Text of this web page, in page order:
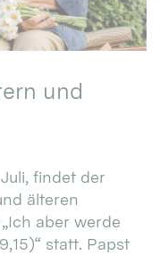
und
findet der
älteren
aber werde
statt. Papst